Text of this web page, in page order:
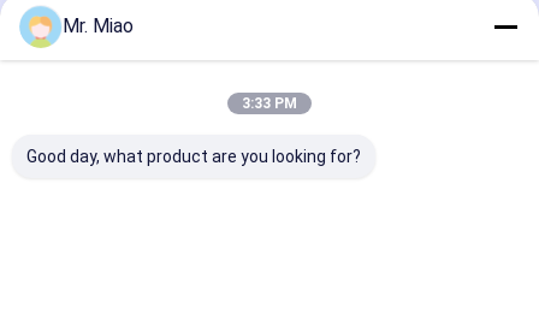
Ανταλλάκτης θερμότητας σπειρών πτερυγίων
Οι Κατηγορίες Μας
Mr. Miao
3:33 PM
Good day, what product are you looking for?